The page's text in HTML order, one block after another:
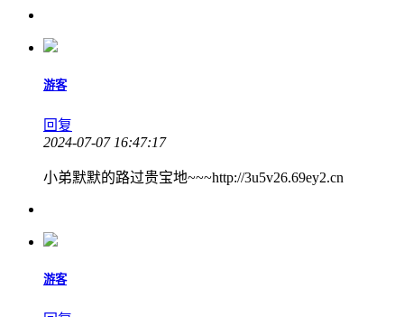
游客
回复
2024-07-07 16:47:17
小弟默默的路过贵宝地~~~http://3u5v26.69ey2.cn
游客